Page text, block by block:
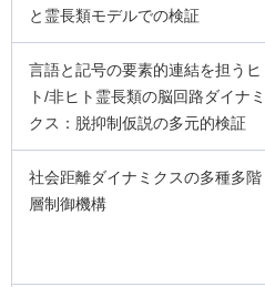
と霊長類モデルでの検証
言語と記号の要素的連結を担うヒ
ト/非ヒト霊長類の脳回路ダイナミ
クス：脱抑制仮説の多元的検証
社会距離ダイナミクスの多種多階
層制御機構